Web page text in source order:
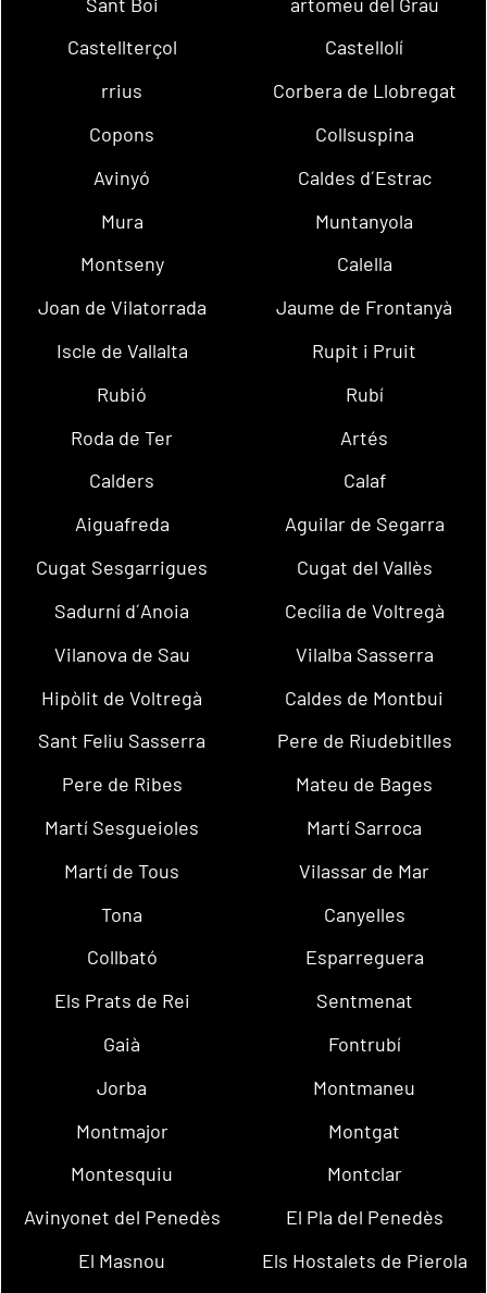
Castellterçol
Castellolí
rrius
Corbera de Llobregat
Copons
Collsuspina
Avinyó
Caldes d´Estrac
Mura
Muntanyola
Montseny
Calella
Joan de Vilatorrada
Jaume de Frontanyà
Iscle de Vallalta
Rupit i Pruit
Rubió
Rubí
Roda de Ter
Artés
Calders
Calaf
Aiguafreda
Aguilar de Segarra
Cugat Sesgarrigues
Cugat del Vallès
Sadurní d´Anoia
Cecília de Voltregà
Vilanova de Sau
Vilalba Sasserra
Hipòlit de Voltregà
Caldes de Montbui
Sant Feliu Sasserra
Pere de Riudebitlles
Pere de Ribes
Mateu de Bages
Martí Sesgueioles
Martí Sarroca
Martí de Tous
Vilassar de Mar
Tona
Canyelles
Collbató
Esparreguera
Els Prats de Rei
Sentmenat
Gaià
Fontrubí
Jorba
Montmaneu
Montmajor
Montgat
Montesquiu
Montclar
Avinyonet del Penedès
El Pla del Penedès
El Masnou
Els Hostalets de Pierola